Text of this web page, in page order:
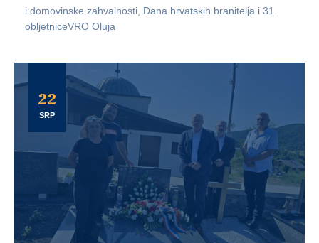
i domovinske zahvalnosti, Dana hrvatskih branitelja i 31.
obljetniceVRO Oluja
22
SRP